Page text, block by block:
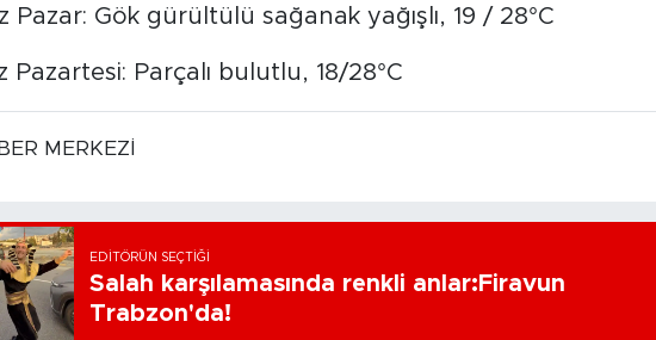
Pazar: Gök gürültülü sağanak yağışlı, 19 / 28°C
Pazartesi: Parçalı bulutlu, 18/28°C
MERKEZİ
EDITÖRÜN SEÇTIĞI
Salah karşılamasında renkli anlar:Firavun
Trabzon'da!